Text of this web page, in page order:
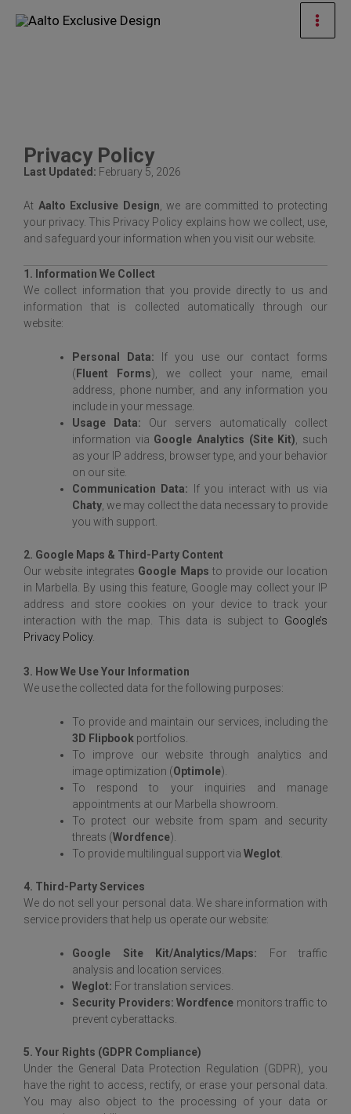
Privacy Policy
Last Updated: February 5, 2026
At Aalto Exclusive Design, we are committed to protecting
your privacy. This Privacy Policy explains how we collect, use,
and safeguard your information when you visit our website.
1. Information We Collect
We collect information that you provide directly to us and
information that is collected automatically through our
website:
Personal Data: If you use our contact forms
( Fluent Forms), we collect your name, email
address, phone number, and any information you
include in your message.
Usage Data: Our servers automatically collect
information via Google Analytics (Site Kit) , such
as your IP address, browser type, and your behavior
on our site.
Communication Data: If you interact with us via
Chaty , we may collect the data necessary to provide
you with support.
2. Google Maps & Third-Party Content
Our website integrates Google Maps to provide our location
in Marbella. By using this feature, Google may collect your IP
address and store cookies on your device to track your
interaction with the map. This data is subject to Google’s
Privacy Policy.
3. How We Use Your Information
We use the collected data for the following purposes:
To provide and maintain our services, including the
3D Flipbook portfolios.
To improve our website through analytics and
image optimization (Optimole).
To respond to your inquiries and manage
appointments at our Marbella showroom.
To protect our website from spam and security
threats (Wordfence).
To provide multilingual support via Weglot
4. Third-Party Services
We do not sell your personal data. We share information with
service providers that help us operate our website:
Google Site Kit/Analytics/Maps: For traffic
analysis and location services.
Weglot: For translation services.
Security Providers: Wordfence monitors traffic to
prevent cyberattacks.
5. Your Rights (GDPR Compliance)
Under the General Data Protection Regulation (GDPR), you
have the right to access, rectify, or erase your personal data.
You may also object to the processing of your data or